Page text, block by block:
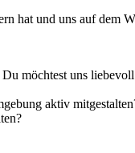
hat und uns auf dem
möchtest uns
aktiv